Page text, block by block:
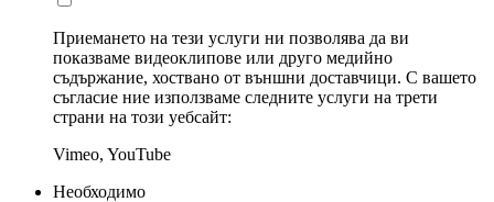
Приемането на тези услуги ни позволява да ви
показваме видеоклипове или друго медийно
съдържание, хоствано от външни доставчици. С вашето
съгласие ние използваме следните услуги на трети
страни на този уебсайт:
Vimeo, YouTube
Необходимо